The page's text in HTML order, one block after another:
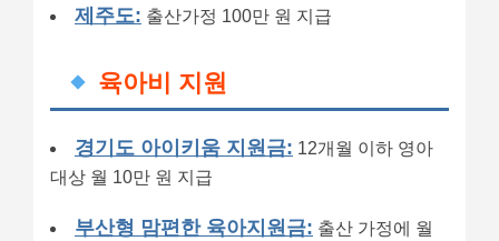
제주도: 출산가정 100만 원 지급
육아비 지원
경기도 아이키움 지원금: 12개월 이하 영아
대상 월 10만 원 지급
부산형 맘편한 육아지원금: 출산 가정에 월